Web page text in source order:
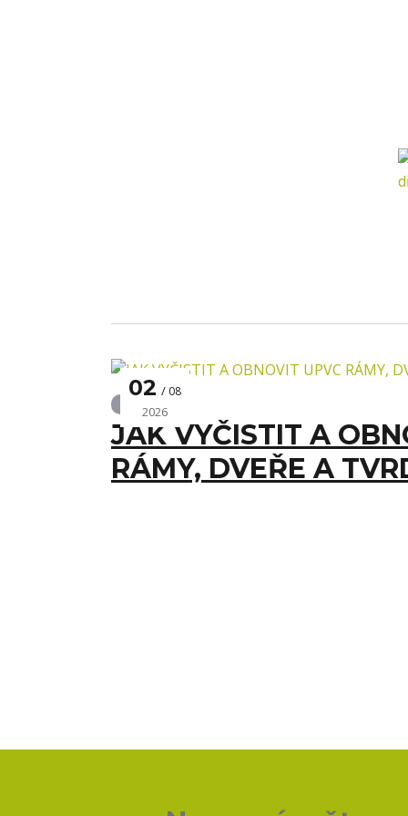
02 08
2026
Domov
JAK VYČISTIT A
RÁMY, DVEŘE A